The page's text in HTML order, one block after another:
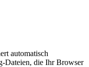
automatisch
Dateien, die Ihr Browser